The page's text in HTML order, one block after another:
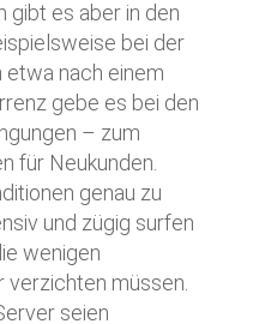
gibt es aber in den
bei der
nach einem
gebe es bei den
– zum
für Neukunden.
genau zu
und zügig surfen
wenigen
müssen.
seien